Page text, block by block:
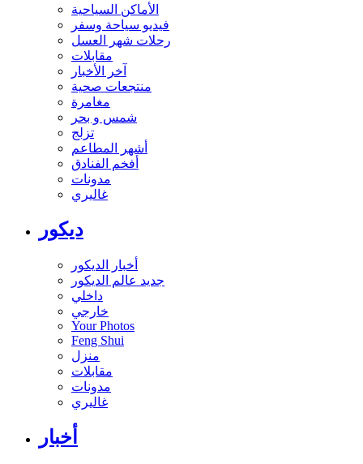
الأماكن السياحية
فيديو سياحة وسفر
رحلات شهر العسل
مقابلات
آخر الأخبار
منتجعات صحية
مغامرة
شمس و بحر
تزلج
أشهر المطاعم
أفخم الفنادق
مدونات
غاليري
ديكور
أخبار الديكور
جديد عالم الديكور
داخلي
خارجي
Your Photos
Feng Shui
منزل
مقابلات
مدونات
غاليري
أخبار